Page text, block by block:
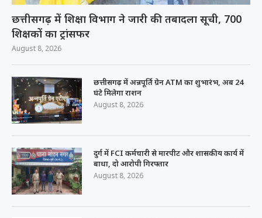
छत्तीसगढ़ में शिक्षा विभाग ने जारी की तबादला सूची, 700
शिक्षकों का ट्रांसफर
August 8, 2026
छत्तीसगढ़ में अन्नपूर्ति ग्रेन ATM का शुभारंभ, अब 24
घंटे मिलेगा राशन
August 8, 2026
दुर्ग में FCI कर्मचारी से मारपीट और शासकीय कार्य में
बाधा, दो आरोपी गिरफ्तार
August 8, 2026